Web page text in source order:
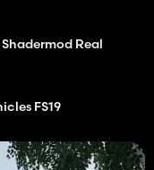
Real
FS19